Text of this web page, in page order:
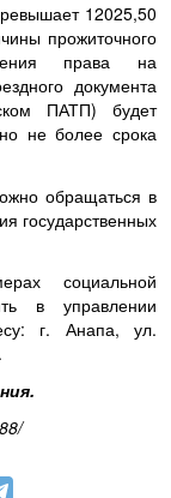
12025,50
прожиточного
права на
документа
ПАТП) будет
не более срока
обращаться в
государственных
социальной
в управлении
г. Анапа, ул.